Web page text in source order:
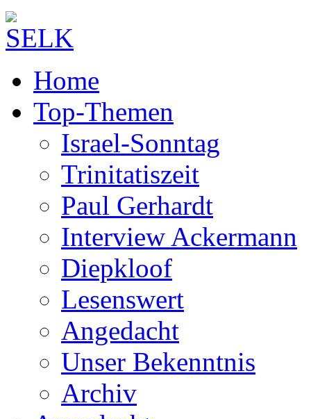
Home
Top-Themen
Israel-Sonntag
Trinitatiszeit
Paul Gerhardt
Interview Ackermann
Diepkloof
Lesenswert
Angedacht
Unser Bekenntnis
Archiv